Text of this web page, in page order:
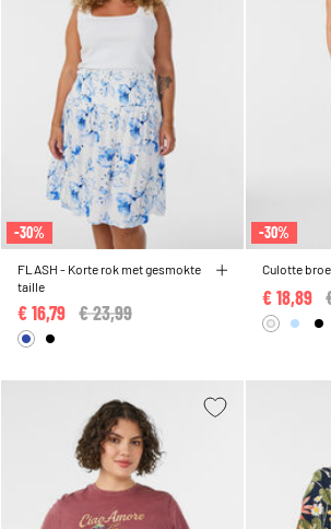
-30%
FLASH - Korte rok met gesmokte
taille
Price reduced from
€ 23,99
€ 16,79
-30%
Culotte
€ 18,89